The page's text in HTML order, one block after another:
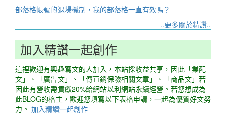
部落格帳號的退場機制，我的部落格一直有效嗎？
..更多關於精讚..
加入精讚一起創作
這裡歡迎有興趣寫文的人加入，本站採收益共享，因此「業配
文」、「廣告文」、「傳直銷保險相關文章」、「商品文」若
因此有營收需貢獻20%給網站以利網站永續經營。若您想成為
此BLOG的格主，歡迎您填寫以下表格申請，一起為優質好文努
力。 加入精讚一起創作